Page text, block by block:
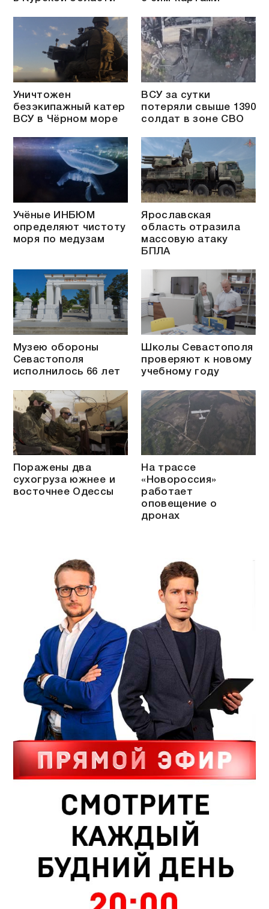
Уничтожен
безэкипажный катер
ВСУ в Чёрном море
ВСУ за сутки
потеряли свыше 1390
солдат в зоне СВО
Учёные ИНБЮМ
определяют чистоту
моря по медузам
Ярославская
область отразила
массовую атаку
БПЛА
Музею обороны
Севастополя
исполнилось 66 лет
Школы Севастополя
проверяют к новому
учебному году
Поражены два
сухогруза южнее и
восточнее Одессы
На трассе
«Новороссия»
работает
оповещение о
дронах